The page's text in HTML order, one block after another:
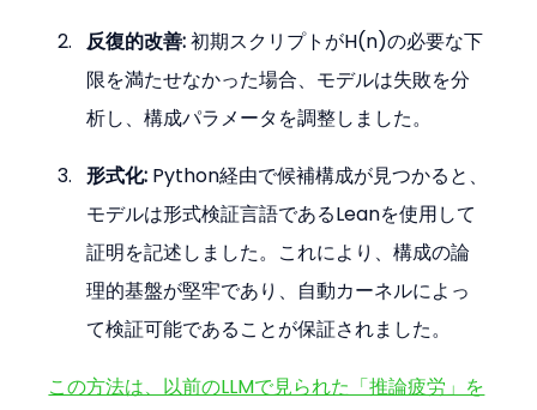
反復的改善: 初期スクリプトがH(n)の必要な下
限を満たせなかった場合、モデルは失敗を分
析し、構成パラメータを調整しました。
形式化: Python経由で候補構成が見つかると、
モデルは形式検証言語であるLeanを使用して
証明を記述しました。これにより、構成の論
理的基盤が堅牢であり、自動カーネルによっ
て検証可能であることが保証されました。
この方法は、以前のLLMで見られた「推論疲労」を